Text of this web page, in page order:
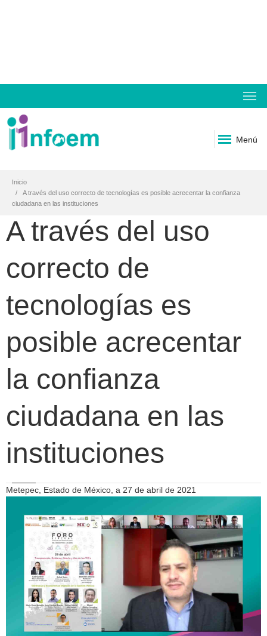
Menú
Inicio
A través del uso correcto de tecnologías es posible acrecentar la confianza
ciudadana en las instituciones
A través del uso
correcto de
tecnologías es
posible acrecentar
la confianza
ciudadana en las
instituciones
Metepec, Estado de México, a 27 de abril de 2021